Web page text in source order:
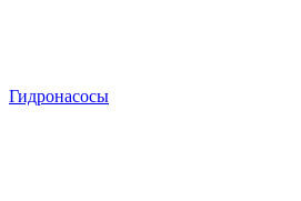
Гидронасосы